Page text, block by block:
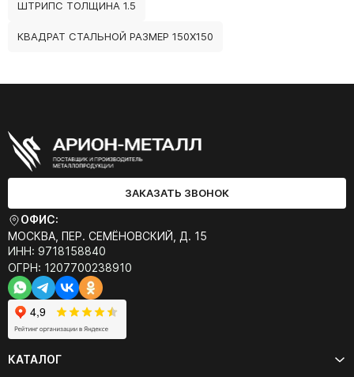
ШТРИПС ТОЛЩИНА 1.5
КВАДРАТ СТАЛЬНОЙ РАЗМЕР 150Х150
ЗАКАЗАТЬ ЗВОНОК
ОФИС:
МОСКВА, ПЕР. СЕМЁНОВСКИЙ, Д. 15
ИНН: 9718158840
ОГРН: 1207700238910
КАТАЛОГ